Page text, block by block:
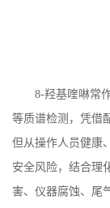
8-羟基喹啉常
等质谱检测，凭借
但从操作人员健康
安全风险，结合理
害、仪器腐蚀、尾